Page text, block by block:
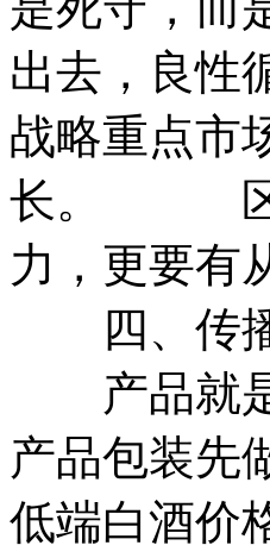
出去，良性
战略重点市
长。 区域
力，更要有
四、传播
产品就是
产品包装先
低端白酒价